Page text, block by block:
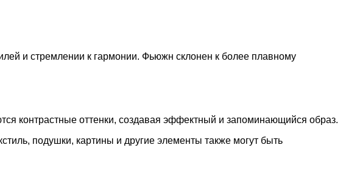
и стремлении к гармонии. Фьюжн склонен к более плавному
контрастные оттенки, создавая эффектный и запоминающийся образ.
подушки, картины и другие элементы также могут быть